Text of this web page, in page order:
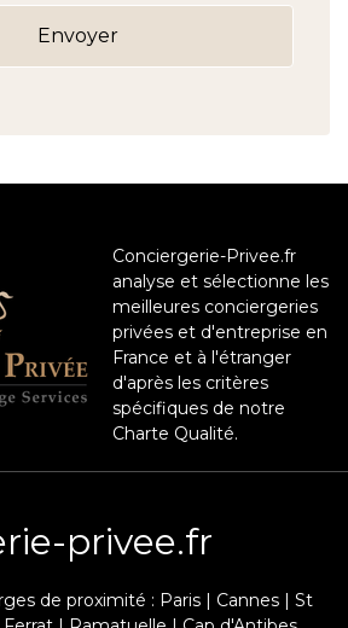
Conciergerie-Privee.fr
analyse et sélectionne les
meilleures conciergeries
privées et d'entreprise en
France et à l'étranger
d'après les critères
spécifiques de notre
Charte Qualité.
privee.fr
de proximité : Paris | Cannes | St